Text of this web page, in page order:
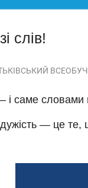
слів!
ВСЕОБУЧ
— і саме
— це те,